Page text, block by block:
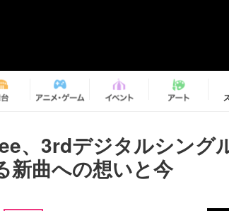
、3rdデジタルシング
新曲への想いと今